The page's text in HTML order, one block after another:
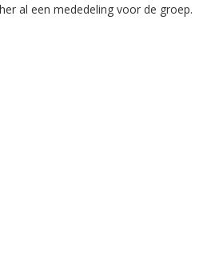
al een mededeling voor de groep.